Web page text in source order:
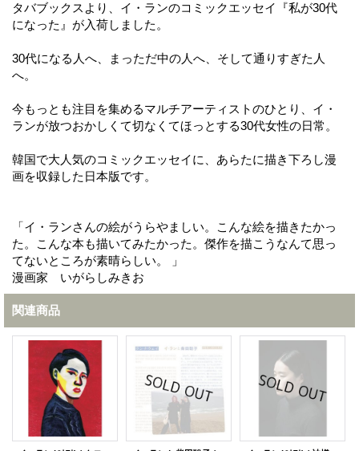
タバブックスより、イ・ランのコミックエッセイ『私が30代
になった』が入荷しました。
30代になる人へ、まっただ中の人へ、そして通りすぎた人
へ。
今もっとも注目を集めるマルチアーティストのひとり、イ・
ランが放つおかしくて切なくてほっとする30代女性の日常。
韓国で大人気のコミックエッセイに、あらたに描き下ろし漫
画を収録した日本版です。
「イ・ランさんの絵がうらやましい。こんな絵を描きたかっ
た。こんな本も描いてみたかった。傑作を描こうなんて思っ
てないところが素晴らしい。 」
漫画家 いがらしみきお
関連商品